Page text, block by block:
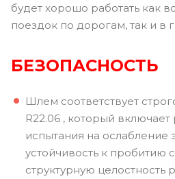
будет хорошо работать как
поездок по дорогам, так и в
БЕЗОПАСНОСТЬ
Шлем соответствует
R22.06 , который
испытания на ослабление
устойчивость к пробитию
структурную целостность